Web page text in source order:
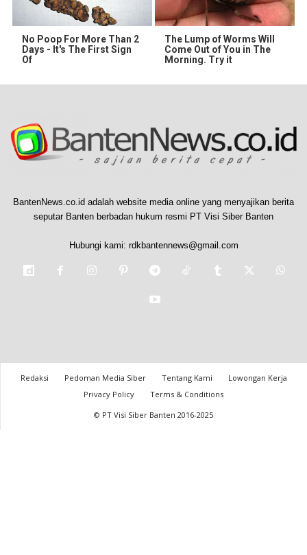
No Poop For More Than 2
Days - It's The First Sign
Of
The Lump of Worms Will
Come Out of You in The
Morning. Try it
BantenNews.co.id adalah website media online yang menyajikan berita
seputar Banten berbadan hukum resmi PT Visi Siber Banten
Hubungi kami: rdkbantennews@gmail.com
Redaksi Pedoman Media Siber Tentang Kami
Lowongan Kerja
Privacy Policy
Terms & Conditions
© PT Visi Siber Banten 2016-2025